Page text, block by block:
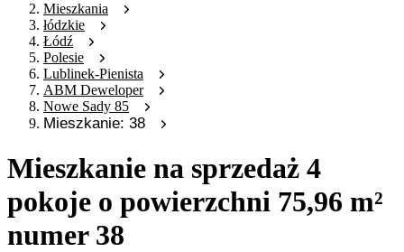
Mieszkania
łódzkie
Łódź
Polesie
Lublinek-Pienista
ABM Deweloper
Nowe Sady 85
Mieszkanie: 38
Mieszkanie na sprzedaż 4
pokoje o powierzchni 75,96 m²
numer 38